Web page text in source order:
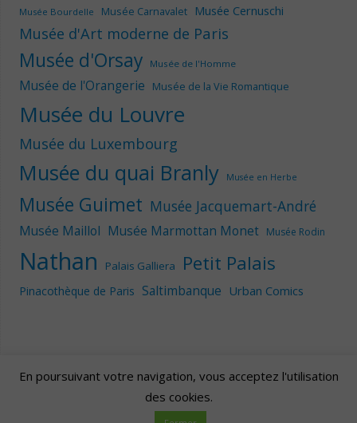
Musée Bourdelle
Musée Carnavalet Musée Cernuschi
Musée d'Art moderne de Paris
Musée d'Orsay Musée de l'Homme
Musée de l'Orangerie Musée de la Vie Romantique
Musée du Louvre
Musée du Luxembourg
Musée du quai Branly Musée en Herbe
Musée Guimet Musée Jacquemart-André
Musée Maillol Musée Marmottan Monet Musée Rodin
Nathan Palais Galliera Petit Palais
Pinacothèque de Paris Saltimbanque Urban Comics
| Fièrement propulsé par
En poursuivant votre navigation, vous acceptez l'utilisation
des cookies.